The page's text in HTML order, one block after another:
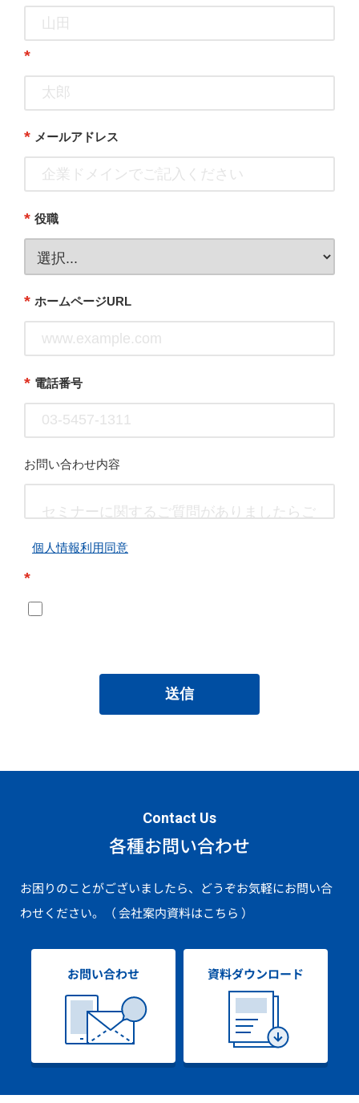
*
* メールアドレス
* 役職
* ホームページURL
* 電話番号
お問い合わせ内容
個人情報利用同意
*
送信
Contact Us
各種お問い合わせ
お困りのことがございましたら、どうぞお気軽にお問い合
わせください。
（ 会社案内資料はこちら ）
お問い合わせ 資料ダウンロード